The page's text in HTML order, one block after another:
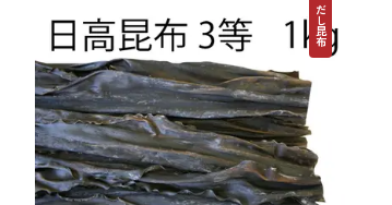
だし昆布